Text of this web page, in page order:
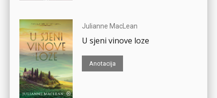
Julianne MacLean
U sjeni vinove loze
Anotacija